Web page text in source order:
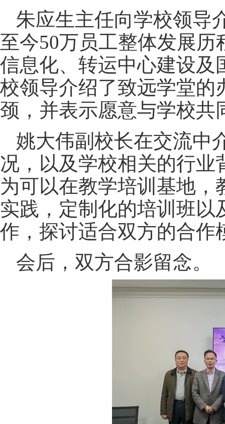
朱应生主任向学校领导
至今50万员工整体发展
信息化、转运中心建设及
校领导介绍了致远学堂的
颈，并表示愿意与学校共
姚大伟副校长在交流中
况，以及学校相关的行业
为可以在教学培训基地
实践，定制化的培训班
作，探讨适合双方的合作
会后，双方合影留念。